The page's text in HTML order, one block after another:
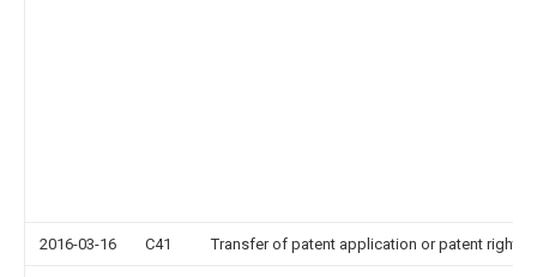
2016-03-16 C41 Transfer of patent application or patent right